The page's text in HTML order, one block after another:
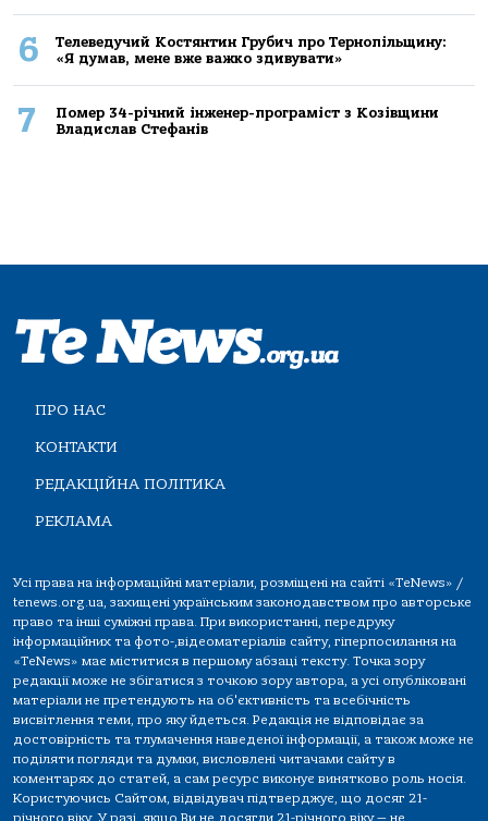
6
Телеведучий Костянтин Грубич про Тернопільщину:
«Я думав, мене вже важко здивувати»
7
Помер 34-річний інженер-програміст з Козівщини
Владислав Стефанів
ПРО НАС
КОНТАКТИ
РЕДАКЦІЙНА ПОЛІТИКА
РЕКЛАМА
Усі права на інформаційні матеріали, розміщені на сайті «TeNews» /
tenews.org.ua, захищені українським законодавством про авторське
право та інші суміжні права. При використанні, передруку
інформаційних та фото-,відеоматеріалів сайту, гіперпосилання на
«TeNews» має міститися в першому абзаці тексту. Точка зору
редакції може не збігатися з точкою зору автора, а усі опубліковані
матеріали не претендують на об'єктивність та всебічність
висвітлення теми, про яку йдеться. Редакція не відповідає за
достовірність та тлумачення наведеної інформації, а також може не
поділяти погляди та думки, висловлені читачами сайту в
коментарях до статей, а сам ресурс виконує винятково роль носія.
Користуючись Сайтом, відвідувач підтверджує, що досяг 21-
річного віку. У разі, якщо Ви не досягли 21-річного віку — не